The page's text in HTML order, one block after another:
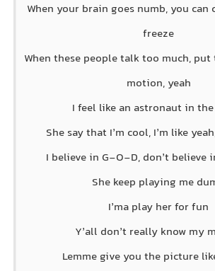
When your brain goes numb, you
freeze
When these people talk too much,
motion, yeah
I feel like an astronaut in
She say that I’m cool, I’m like
I believe in G-O-D, don’t
She keep playing me
I’ma play her for fun
Y’all don’t really know my
Lemme give you the picture